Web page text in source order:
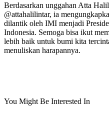
Berdasarkan unggahan Atta
@attahalilintar, ia
dilantik oleh IMI menjadi
Indonesia. Semoga bisa ikut
lebih baik untuk bumi kita
menuliskan harapannya.
You Might Be Interested In